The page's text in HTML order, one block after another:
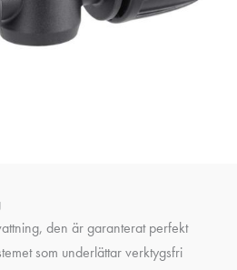
den är garanterat perfekt
som underlättar verktygsfri